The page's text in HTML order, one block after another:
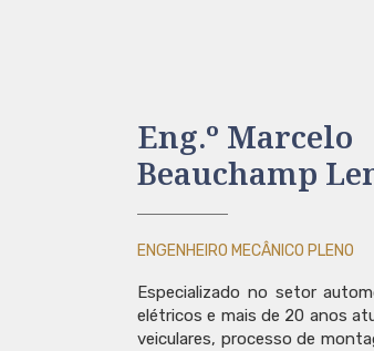
Eng.º Marcelo
Beauchamp
ENGENHEIRO MECÂNICO PLENO
Especializado no setor
elétricos e mais de 20 anos
veiculares, processo de